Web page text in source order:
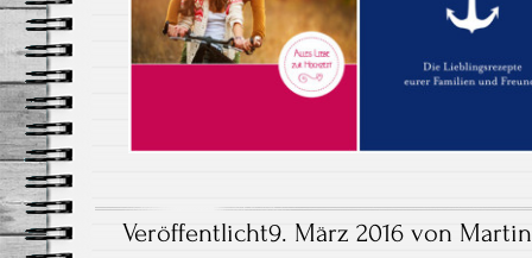
Veröffentlicht9. März 2016 von